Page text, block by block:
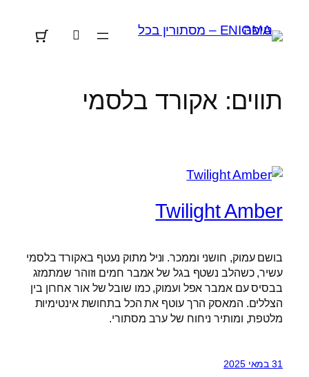
לתוכן
תווים: אקורד בלסמי
Twilight Amber
בושם עמוק, חושני וממכר. וניל מתוק נעטף באקורד בלסמי
עשיר, כשהלב נשטף בגל של אמבר חמים וזוהר שמתמזג
בבסיס עם אמבר אפל ועמוק, כמו שובל של אור אחרון בין
הצללים. המאסק הרך עוטף את הכל בתחושת אינטימיות
מלטפת, ומותיר ניחוח של ערב מסתורי.
31 במאי 2025